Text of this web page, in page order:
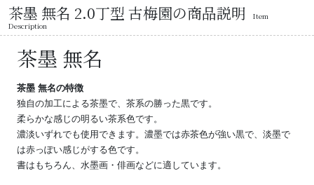
茶墨 無名 2.0丁型 古梅園の商品説明
Item
Description
茶墨 無名
茶墨 無名の特徴
独自の加工による茶墨で、茶系の勝った黒です。
柔らかな感じの明るい茶系色です。
濃淡いずれでも使用できます。濃墨では赤茶色が強い黒で、淡墨で
は赤っぽい感じがする色です。
書はもちろん、水墨画・俳画などに適しています。